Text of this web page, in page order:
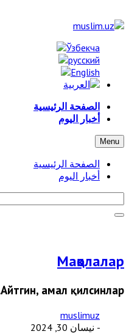
الصفحة الرئيسية
أخبار اليوم
Menu
الصفحة الرئيسية
أخبار اليوم
Мақолалар
Айтгин, амал қилсинлар…
muslimuz
- نيسان 30, 2024